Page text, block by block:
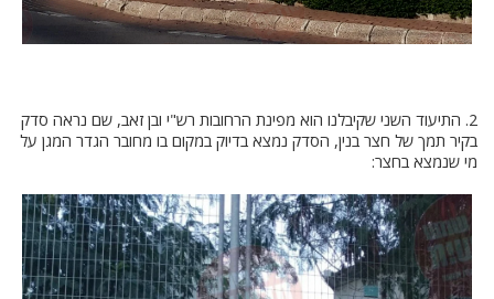
2. התיעוד השני שקיבלנו הוא מפינת הרחובות רש"י ובן זאב, שם נראה סדק
בקיר תמך של חצר בנין, הסדק נמצא בדיוק במקום בו מחובר הגדר המגן על
מי שנמצא בחצר: